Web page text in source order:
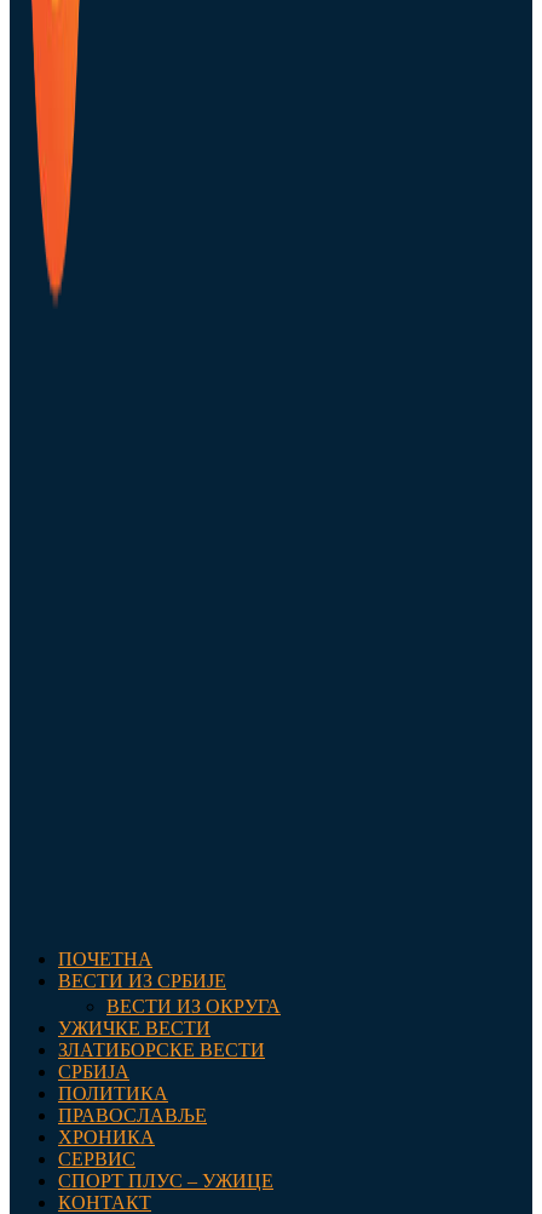
ПОЧЕТНА
ВЕСТИ ИЗ СРБИЈЕ
ВЕСТИ ИЗ ОКРУГА
УЖИЧКЕ ВЕСТИ
ЗЛАТИБОРСКЕ ВЕСТИ
СРБИЈА
ПОЛИТИКА
ПРАВОСЛАВЉЕ
ХРОНИКА
СЕРВИС
СПОРТ ПЛУС – УЖИЦЕ
КОНТАКТ